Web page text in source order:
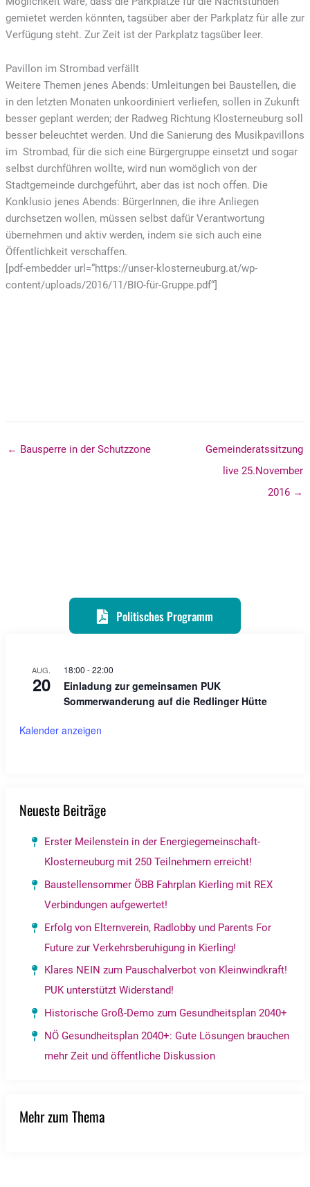
gemietet werden könnten, tagsüber aber der Parkplatz für alle zur
Verfügung steht. Zur Zeit ist der Parkplatz tagsüber leer.
Pavillon im Strombad verfällt
Weitere Themen jenes Abends: Umleitungen bei Baustellen, die
in den letzten Monaten unkoordiniert verliefen, sollen in Zukunft
besser geplant werden; der Radweg Richtung Klosterneuburg soll
besser beleuchtet werden. Und die Sanierung des Musikpavillons
im Strombad, für die sich eine Bürgergruppe einsetzt und sogar
selbst durchführen wollte, wird nun womöglich von der
Stadtgemeinde durchgeführt, aber das ist noch offen. Die
Konklusio jenes Abends: BürgerInnen, die ihre Anliegen
durchsetzen wollen, müssen selbst dafür Verantwortung
übernehmen und aktiv werden, indem sie sich auch eine
Öffentlichkeit verschaffen.
[pdf-embedder url=“https://unser-klosterneuburg.at/wp-
content/uploads/2016/11/BIO-für-Gruppe.pdf“]
← Bausperre in der Schutzzone
Gemeinderatssitzung
live 25.November
2016 →
Politisches Programm
AUG.
20
18:00 -22:00
Einladung zur gemeinsamen PUK
Sommerwanderung auf die Redlinger Hütte
Kalender anzeigen
Neueste Beiträge
Erster Meilenstein in der Energiegemeinschaft-
Klosterneuburg mit 250 Teilnehmern erreicht!
Baustellensommer ÖBB Fahrplan Kierling mit REX
Verbindungen aufgewertet!
Erfolg von Elternverein, Radlobby und Parents For
Future zur Verkehrsberuhigung in Kierling!
Klares NEIN zum Pauschalverbot von Kleinwindkraft!
PUK unterstützt Widerstand!
Historische Groß-Demo zum Gesundheitsplan 2040+
NÖ Gesundheitsplan 2040+: Gute Lösungen brauchen
mehr Zeit und öffentliche Diskussion
Mehr zum Thema